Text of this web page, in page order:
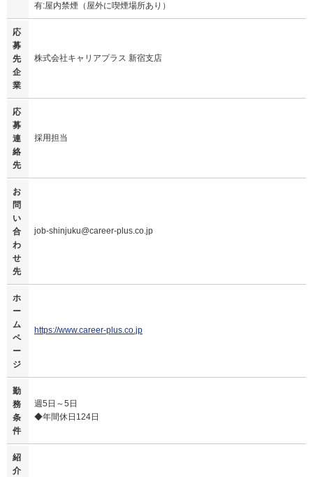
有:屋内禁煙（屋外に喫煙場所あり）
応
募
先
企
業
株式会社キャリアプラス 新宿支店
応
募
連
絡
先
採用担当
お
問
い
合
わ
せ
先
job-shinjuku@career-plus.co.jp
ホ
ー
ム
ペ
ー
ジ
https://www.career-plus.co.jp
勤
務
条
件
週5日～5日
◆年間休日124日
紹
介